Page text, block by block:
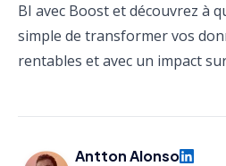
BI avec Boostet découvrez à
simple de transformer vos
rentables et avec un impact
Antton Alonso